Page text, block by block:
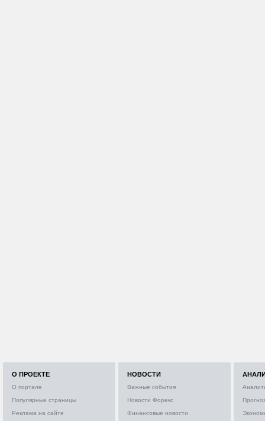
О ПРОЕКТЕ
О портале
Популярные страницы
Реклама на сайте
НОВОСТИ
Важные события
Новости Форекс
Финансовые новости